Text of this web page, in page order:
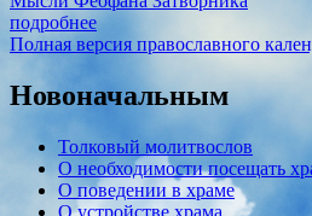
подробнее
Полная версия православного
Новоначальным
Толковый молитвослов
О необходимости посещать
О поведении в храме